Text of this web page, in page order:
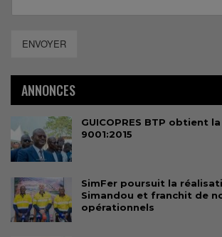
ENVOYER
ANNONCES
GUICOPRES BTP obtient
9001:2015
SimFer poursuit la
Simandou et franchit de
opérationnels